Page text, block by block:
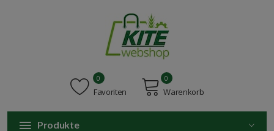
Favoriten
0
Warenkorb
0
Produkte